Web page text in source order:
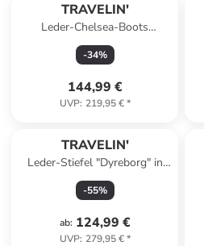
TRAVELIN'
Leder-Chelsea-Boots
"Romstad" in Braun
-34%
144,99 €
UVP: 219,95 €*
TRAVELIN'
Leder-Stiefel "Dyreborg" in
Hellbraun
-55%
ab: 124,99 €
UVP: 279,95 €*